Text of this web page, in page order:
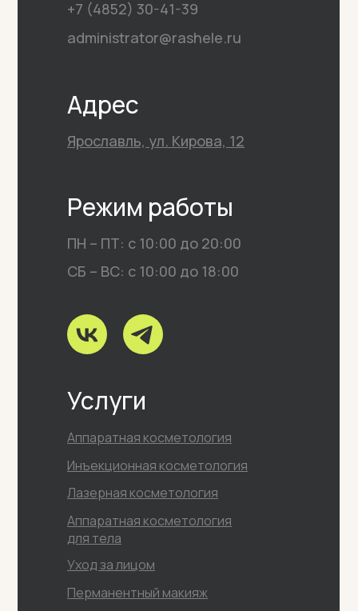
Адрес
Режим работы
+7 (4852) 30-41-39
Ярославль, ул. Кирова, 12
ПН – ПТ: с 10:00 до 20:00
СБ – ВС: с 10:00 до 18:00
administrator@rashele.ru
Услуги
Аппаратная косметология
Инъекционная косметология
Лазерная косметология
Уход за лицом
Аппаратная косметология
для тела
Перманентный макияж